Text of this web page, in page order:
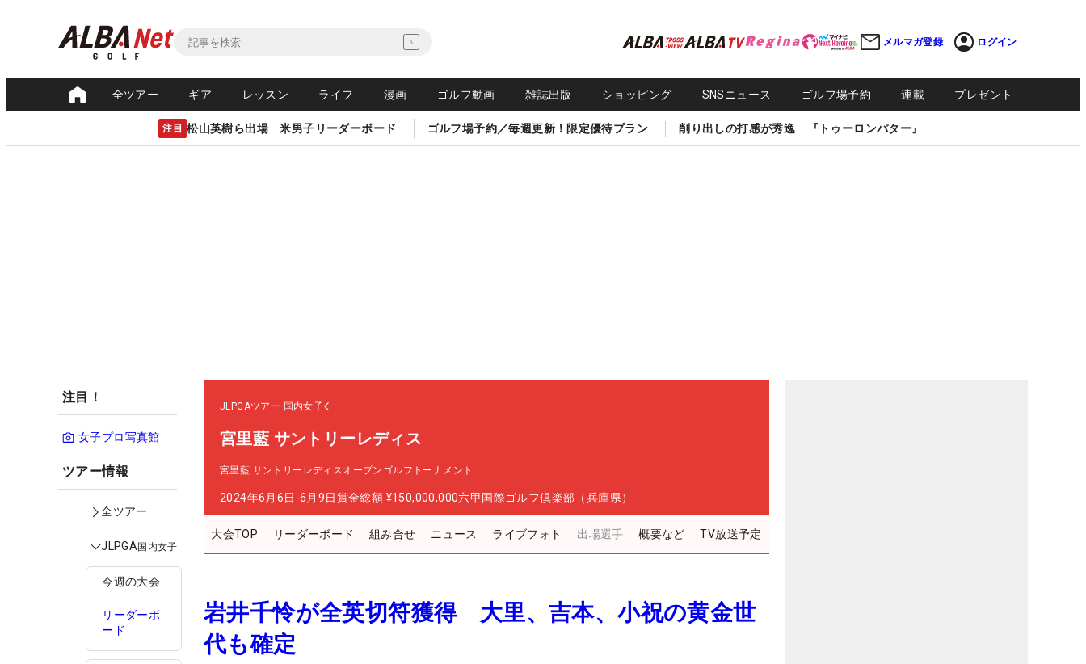
メルマガ登録 ログイン
全ツアー ギア レッスン ライフ 漫画 ゴルフ動画 雑誌出版 ショッピング SNSニュース ゴルフ場予約 連載 プレゼント
注目 松山英樹ら出場 米男子リーダーボード ゴルフ場予約／毎週更新！限定優待プラン 削り出しの打感が秀逸 『トゥーロンパター』
注目！
女子プロ写真館
ツアー情報
全ツアー
JLPGA国内女子
今週の大会
リーダーボ
ード
JLPGAツアー 国内女子
宮里藍 サントリーレディス
宮里藍 サントリーレディスオープンゴルフトーナメント
2024年6月6日-6月9日賞金総額 ¥150,000,000六甲国際ゴルフ倶楽部（兵庫県）
大会TOP リーダーボード 組み合せ ニュース ライブフォト 出場選手 概要など TV放送予定
岩井千怜が全英切符獲得 大里、吉本、小祝の黄金世
代も確定